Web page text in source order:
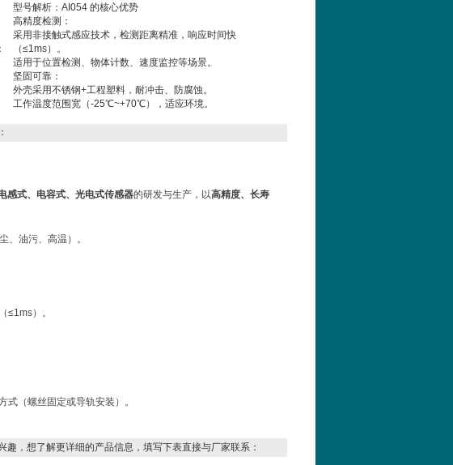
型号解析：AI054 的核心优势
高精度检测：
采用非接触式感应技术，检测距离精准，响应时间快
（≤1ms）。
适用于位置检测、物体计数、速度监控等场景。
坚固可靠：
外壳采用不锈钢+工程塑料，耐冲击、防腐蚀。
工作温度范围宽（-25℃~+70℃），适应环境。
感式、电容式、光电式传感器的研发与生产，以高精度、长寿
、油污、高温）。
≤1ms）。
式（螺丝固定或导轨安装）。
趣，想了解更详细的产品信息，填写下表直接与厂家联系：